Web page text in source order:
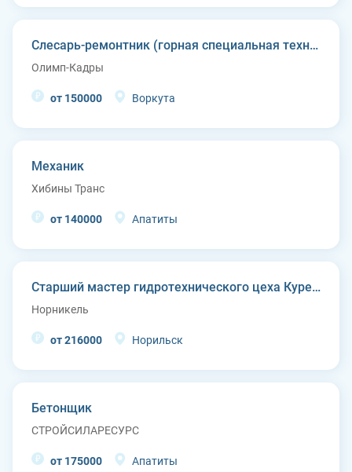
Слесарь-ремонтник (горная специальная техника)
Олимп-Кадры
от 150000 Воркута
Механик
Хибины Транс
от 140000 Апатиты
Старший мастер гидротехнического цеха Курейской ГЭС (п. Светлогорск)
Норникель
от 216000 Норильск
Бетонщик
СТРОЙСИЛАРЕСУРС
от 175000 Апатиты